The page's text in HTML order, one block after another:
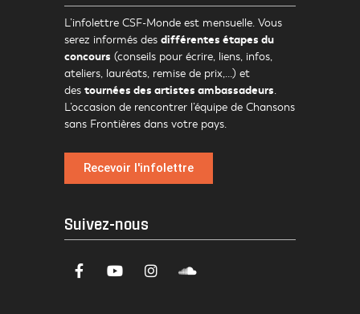
L’infolettre CSF-Monde est mensuelle. Vous
serez informés des différentes étapes du
concours (conseils pour écrire, liens, infos,
ateliers, lauréats, remise de prix,…) et
des tournées des artistes ambassadeurs.
L’occasion de rencontrer l’équipe de Chansons
sans Frontières dans votre pays.
Recevoir l'infolettre
Suivez-nous